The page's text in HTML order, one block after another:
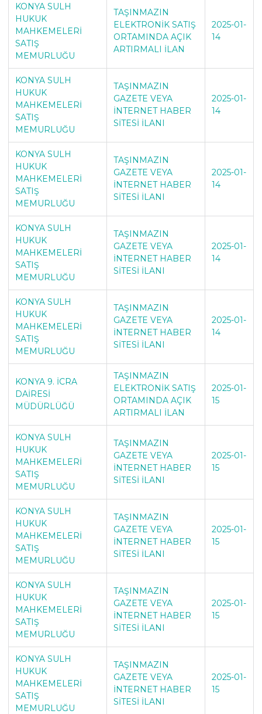
KONYA SULH
HUKUK
MAHKEMELERİ
SATIŞ
MEMURLUĞU
TAŞINMAZIN
ELEKTRONİK SATIŞ
ORTAMINDA AÇIK
ARTIRMALI İLAN
2025-01-
14
KONYA SULH
HUKUK
MAHKEMELERİ
SATIŞ
MEMURLUĞU
TAŞINMAZIN
GAZETE VEYA
İNTERNET HABER
SİTESİ İLANI
2025-01-
14
KONYA SULH
HUKUK
MAHKEMELERİ
SATIŞ
MEMURLUĞU
TAŞINMAZIN
GAZETE VEYA
İNTERNET HABER
SİTESİ İLANI
2025-01-
14
KONYA SULH
HUKUK
MAHKEMELERİ
SATIŞ
MEMURLUĞU
TAŞINMAZIN
GAZETE VEYA
İNTERNET HABER
SİTESİ İLANI
2025-01-
14
KONYA SULH
HUKUK
MAHKEMELERİ
SATIŞ
MEMURLUĞU
TAŞINMAZIN
GAZETE VEYA
İNTERNET HABER
SİTESİ İLANI
2025-01-
14
KONYA 9. İCRA
DAİRESİ
MÜDÜRLÜĞÜ
TAŞINMAZIN
ELEKTRONİK SATIŞ
ORTAMINDA AÇIK
ARTIRMALI İLAN
2025-01-
15
KONYA SULH
HUKUK
MAHKEMELERİ
SATIŞ
MEMURLUĞU
TAŞINMAZIN
GAZETE VEYA
İNTERNET HABER
SİTESİ İLANI
2025-01-
15
KONYA SULH
HUKUK
MAHKEMELERİ
SATIŞ
MEMURLUĞU
TAŞINMAZIN
GAZETE VEYA
İNTERNET HABER
SİTESİ İLANI
2025-01-
15
KONYA SULH
HUKUK
MAHKEMELERİ
SATIŞ
MEMURLUĞU
TAŞINMAZIN
GAZETE VEYA
İNTERNET HABER
SİTESİ İLANI
2025-01-
15
KONYA SULH
HUKUK
MAHKEMELERİ
SATIŞ
MEMURLUĞU
TAŞINMAZIN
GAZETE VEYA
İNTERNET HABER
SİTESİ İLANI
2025-01-
15